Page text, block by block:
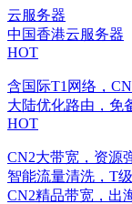
云服务器
中国香港云服务器
HOT
含国际T1网络，
大陆优化路由，免
HOT
CN2大带宽，资源
智能流量清洗，T
CN2精品带宽，出